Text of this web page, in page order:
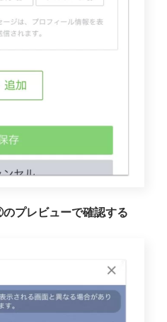
プレビューで確認する